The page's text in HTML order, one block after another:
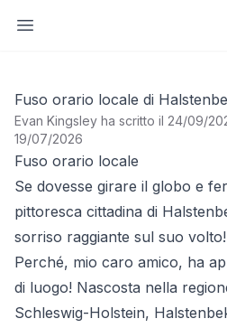
Apri barra laterale
Fuso orario locale di
Evan Kingsley ha scritto il 24/09/
19/07/2026
Fuso orario locale
Se dovesse girare il globo e
pittoresca cittadina di
sorriso raggiante sul suo
Perché, mio caro amico, ha
di luogo! Nascosta nella
Schleswig-Holstein,